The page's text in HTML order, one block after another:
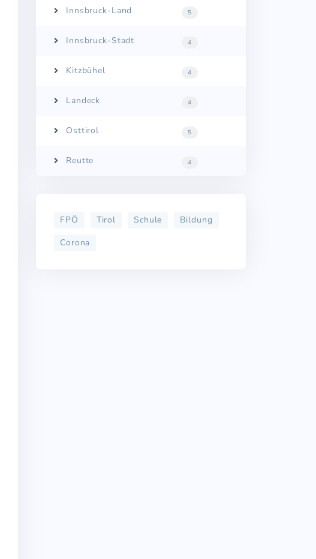
Innsbruck-Land 5
Innsbruck-Stadt 4
Kitzbühel 4
Landeck 4
Osttirol 5
Reutte 4
FPÖ Tirol Schule
Bildung
Corona